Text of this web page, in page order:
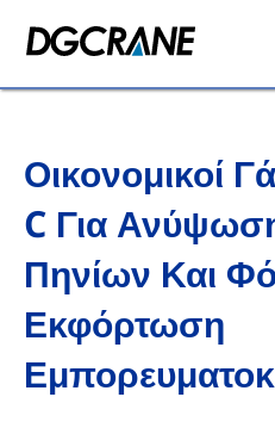
Οικονομικοί
C Για
Πηνίων Και
Εκφόρτωση